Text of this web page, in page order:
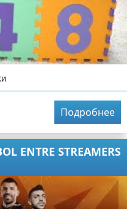
Подробнее
ENTRE STREAMERS